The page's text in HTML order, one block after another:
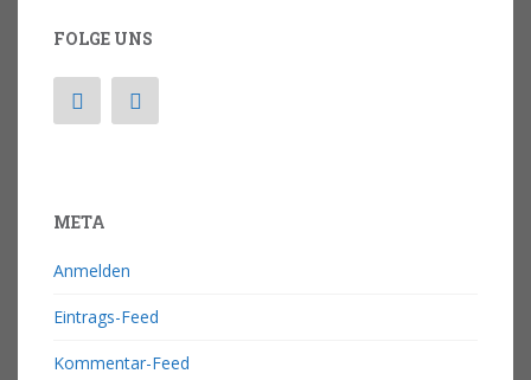
FOLGE UNS
META
Anmelden
Eintrags-Feed
Kommentar-Feed